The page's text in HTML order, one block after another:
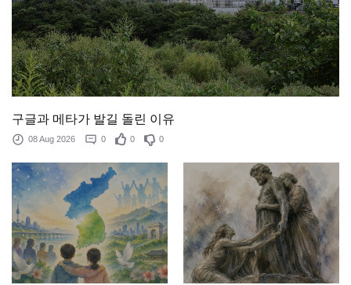
구글과 메타가 발길 돌린 이유
08 Aug 2026 0 0 0